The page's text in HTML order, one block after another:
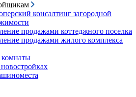
консалтинг загородной
продажами коттеджного поселка
продажами жилого комплекса